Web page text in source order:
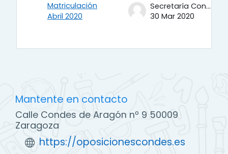
Matriculación
Abril 2020
Secretaría Condes
30 Mar 2020
Mantente en contacto
Calle Condes de Aragón nº 9 50009
Zaragoza
https://oposicionescondes.es